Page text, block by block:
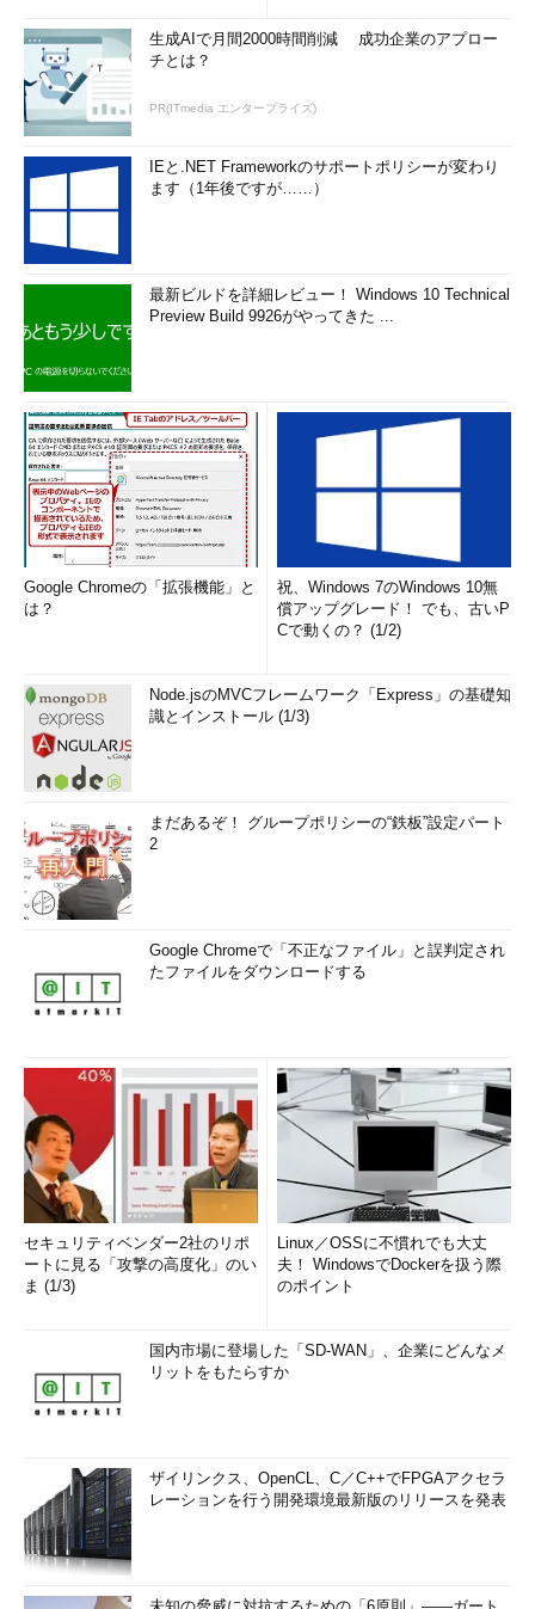
生成AIで月間2000時間削減 成功企業のアプロー
チとは？
PR(ITmedia エンタープライズ)
IEと.NET Frameworkのサポートポリシーが変わり
ます（1年後ですが……）
最新ビルドを詳細レビュー！ Windows 10 Technical
Preview Build 9926がやってきた ...
Google Chromeの「拡張機能」と
は？
祝、Windows 7のWindows 10無
償アップグレード！ でも、古いP
Cで動くの？ (1/2)
Node.jsのMVCフレームワーク「Express」の基礎知
識とインストール (1/3)
まだあるぞ！ グループポリシーの“鉄板”設定パート
2
Google Chromeで「不正なファイル」と誤判定され
たファイルをダウンロードする
セキュリティベンダー2社のリポ
ートに見る「攻撃の高度化」のい
ま (1/3)
Linux／OSSに不慣れでも大丈
夫！ WindowsでDockerを扱う際
のポイント
国内市場に登場した「SD-WAN」、企業にどんなメ
リットをもたらすか
ザイリンクス、OpenCL、C／C++でFPGAアクセラ
レーションを行う開発環境最新版のリリースを発表